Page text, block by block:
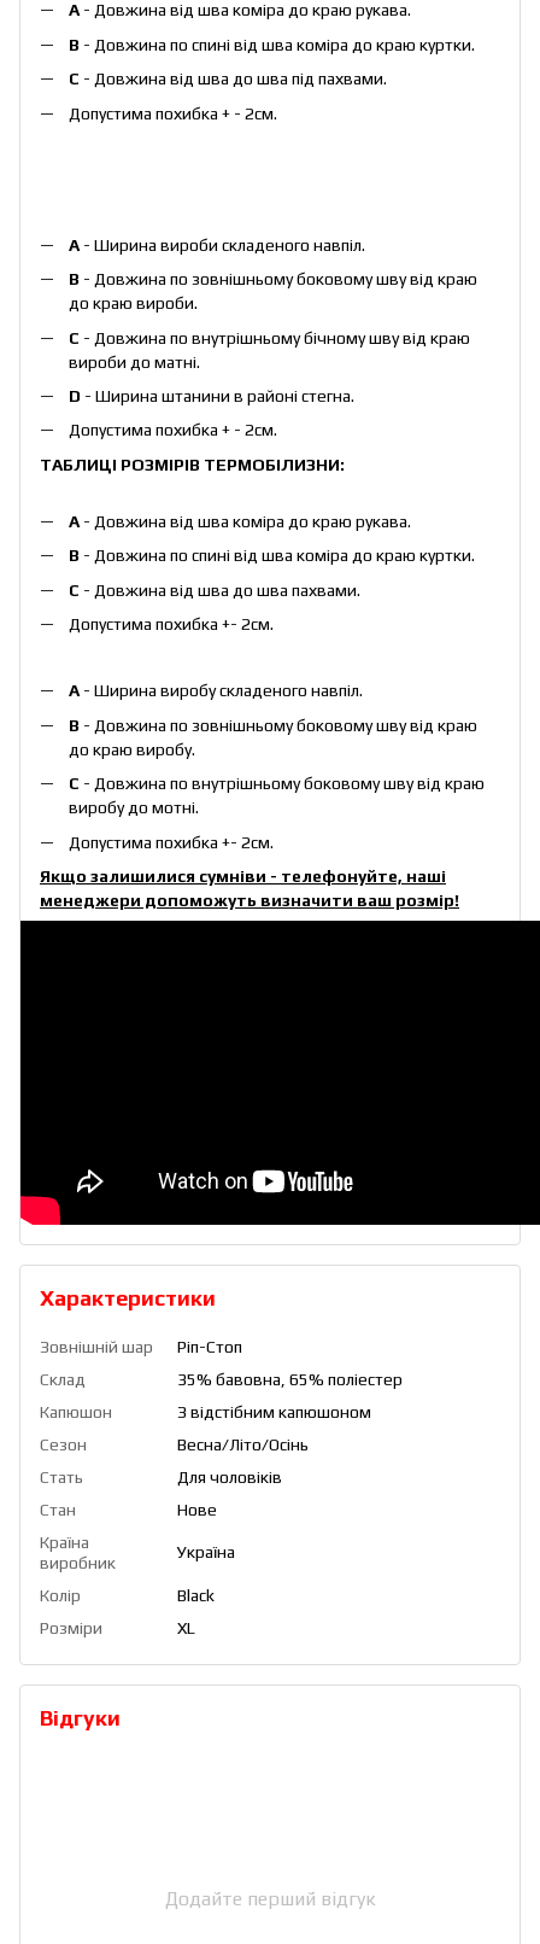
А- Довжина від шва коміра до краю рукава.
B - Довжина по спині від шва коміра до краю куртки.
C - Довжина від шва до шва під пахвами.
Допустима похибка + - 2см.
А - Ширина вироби складеного навпіл.
B - Довжина по зовнішньому боковому шву від краю
до краю вироби.
С - Довжина по внутрішньому бічному шву від краю
вироби до матні.
D - Ширина штанини в районі стегна.
Допустима похибка + - 2см.
ТАБЛИЦІ РОЗМІРІВ ТЕРМОБІЛИЗНИ:
А - Довжина від шва коміра до краю рукава.
B - Довжина по спині від шва коміра до краю куртки.
С - Довжина від шва до шва пахвами.
Допустима похибка +- 2см.
А- Ширина виробу складеного навпіл.
B - Довжина по зовнішньому боковому шву від краю
до краю виробу.
С - Довжина по внутрішньому боковому шву від краю
виробу до мотні.
Допустима похибка +- 2см.
Якщо залишилися сумніви - телефонуйте, наші
менеджери допоможуть визначити ваш розмір!
Характеристики
Зовнішній шар
Ріп-Стоп
Склад
35% бавовна, 65% поліестер
Капюшон
З відстібним капюшоном
Сезон
Весна/Літо/Осінь
Стать
Для чоловіків
Стан
Нове
Країна
виробник
Україна
Колір
Black
Розміри
XL
Відгуки
Додайте перший відгук